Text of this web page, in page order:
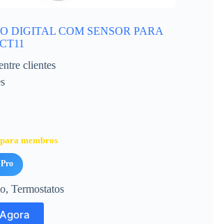
DIGITAL COM SENSOR PARA
clientes
membros
, Termostatos